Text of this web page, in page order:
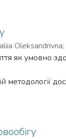
з Oleksandrivna;
як умовно
та
вправи,